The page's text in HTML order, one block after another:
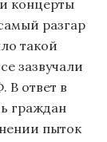
концерты
разгар
такой
зазвучали
В ответ в
граждан
пыток